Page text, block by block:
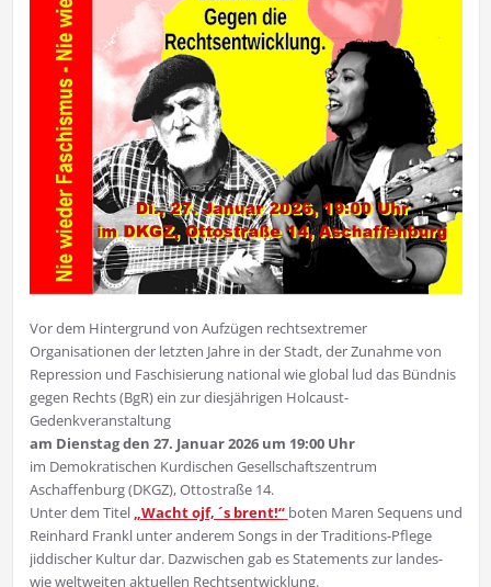
Vor dem Hintergrund von Aufzügen rechtsextremer
Organisationen der letzten Jahre in der Stadt, der Zunahme von
Repression und Faschisierung national wie global lud das Bündnis
gegen Rechts (BgR) ein zur diesjährigen Holcaust-
Gedenkveranstaltung
am Dienstag den 27. Januar 2026 um 19:00 Uhr
im Demokratischen Kurdischen Gesellschaftszentrum
Aschaffenburg (DKGZ), Ottostraße 14.
Unter dem Titel „Wacht ojf, ´s brent!“ boten Maren Sequens und
Reinhard Frankl unter anderem Songs in der Traditions-Pflege
jiddischer Kultur dar. Dazwischen gab es Statements zur landes-
wie weltweiten aktuellen Rechtsentwicklung.